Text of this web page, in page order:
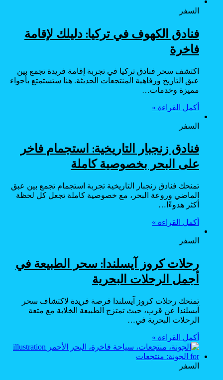
السفر
فنادق الكهوف في تركيا: دليلك لإقامة
فاخرة
اكتشف سحر فنادق تركيا في تجربة إقامة فريدة تجمع بين
عبق التاريخ ورفاهية المنتجعات الحديثة. هنا ستستمتع بأجواء
مميزة وخدمات…
أكمل القراءة »
السفر
فنادق زنجبار التاريخية: استجمام فاخر
على البحر بخصوصية كاملة
تمنحك فنادق زنجبار التاريخية تجربة استجمام تجمع بين عبق
الماضي وروعة البحر، مع خصوصية كاملة تجعل كل لحظة
أكثر هدوءًا…
أكمل القراءة »
السفر
رحلات كروز آيسلندا: سحر الطبيعة في
أجمل الرحلات البحرية
تمنحك رحلات كروز آيسلندا فرصة فريدة لاكتشاف سحر
آيسلندا عن قرب، حيث تمتزج الطبيعة الخلابة مع متعة
الرحلات البحرية في…
أكمل القراءة »
السفر